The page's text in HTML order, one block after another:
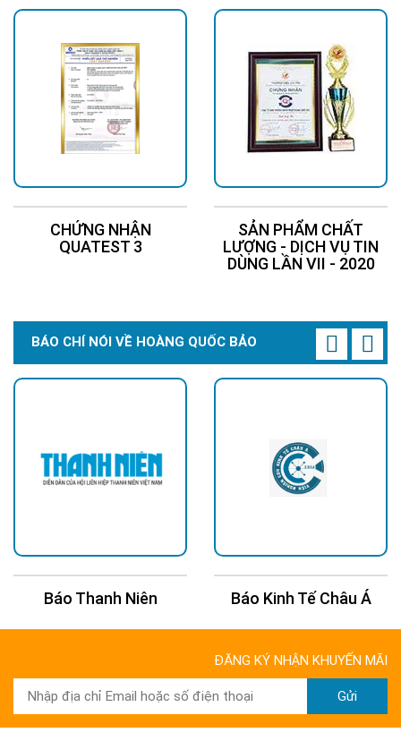
CHỨNG NHẬN
QUATEST 3
SẢN PHẨM CHẤT
LƯỢNG - DỊCH VỤ TIN
DÙNG LẦN VII - 2020
BÁO CHÍ NÓI VỀ HOÀNG QUỐC BẢO
Báo Thanh Niên Báo Kinh Tế Châu Á
ĐĂNG KÝ NHẬN KHUYẾN MÃI
Gửi